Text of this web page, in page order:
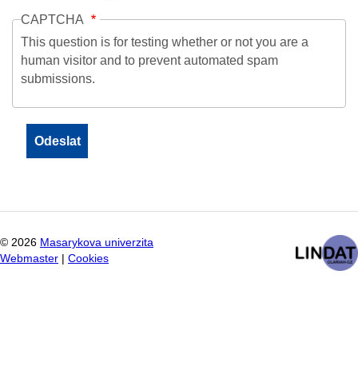
CAPTCHA
This question is for testing whether or not you are a
human visitor and to prevent automated spam
submissions.
© 2026 Masarykova univerzita
Webmaster
Cookies